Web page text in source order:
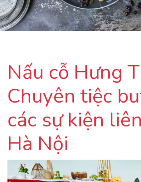
Nấu cỗ Hưng
Chuyên tiệc
các sự kiện
Hà Nội